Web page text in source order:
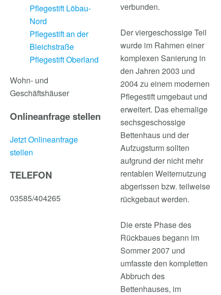
Pflegestift Löbau-
Nord
Pflegestift an der
Bleichstraße
Pflegestift Oberland
Wohn- und
Geschäftshäuser
Onlineanfrage stellen
Jetzt Onlineanfrage
stellen
TELEFON
03585/404265
verbunden.
Der viergeschossige Teil
wurde im Rahmen einer
komplexen Sanierung in
den Jahren 2003 und
2004 zu einem modernen
Pflegestift umgebaut und
erweitert. Das ehemalige
sechsgeschossige
Bettenhaus und der
Aufzugsturm sollten
aufgrund der nicht mehr
rentablen Weiternutzung
abgerissen bzw. teilweise
rückgebaut werden.
Die erste Phase des
Rückbaues begann im
Sommer 2007 und
umfasste den kompletten
Abbruch des
Bettenhauses, im